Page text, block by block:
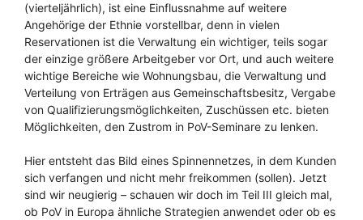
(vierteljährlich), ist eine Einflussnahme auf weitere
Angehörige der Ethnie vorstellbar, denn in vielen
Reservationen ist die Verwaltung ein wichtiger, teils sogar
der einzige größere Arbeitgeber vor Ort, und auch weitere
wichtige Bereiche wie Wohnungsbau, die Verwaltung und
Verteilung von Erträgen aus Gemeinschaftsbesitz, Vergabe
von Qualifizierungsmöglichkeiten, Zuschüssen etc. bieten
Möglichkeiten, den Zustrom in PoV-Seminare zu lenken.
Hier entsteht das Bild eines Spinnennetzes, in dem Kunden
sich verfangen und nicht mehr freikommen (sollen). Jetzt
sind wir neugierig – schauen wir doch im Teil III gleich mal,
ob PoV in Europa ähnliche Strategien anwendet oder ob es